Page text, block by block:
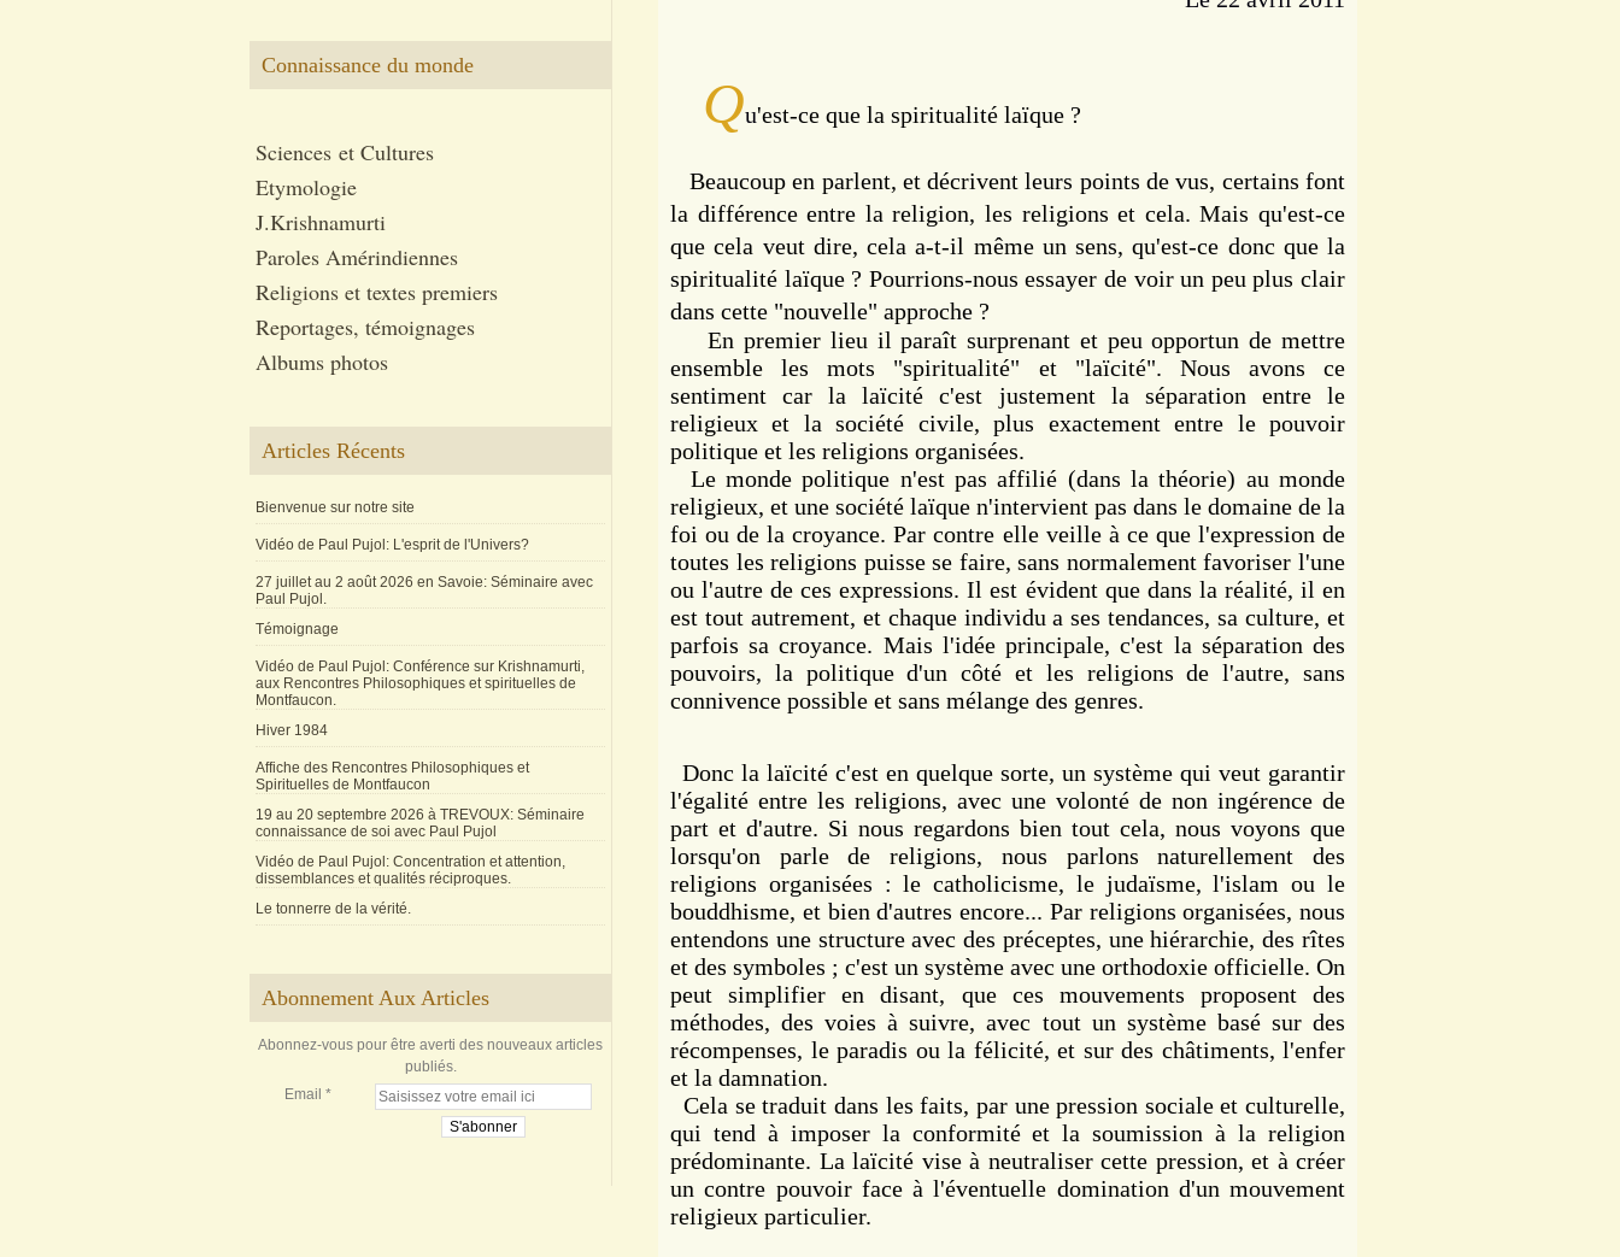
Connaissance du monde
Sciences et Cultures
Etymologie
J.Krishnamurti
Paroles Amérindiennes
Religions et textes premiers
Reportages, témoignages
Albums photos
Articles Récents
Bienvenue sur notre site
Vidéo de Paul Pujol: L'esprit de l'Univers?
27 juillet au 2 août 2026 en Savoie: Séminaire avec
Paul Pujol.
Témoignage
Vidéo de Paul Pujol: Conférence sur Krishnamurti,
aux Rencontres Philosophiques et spirituelles de
Montfaucon.
Hiver 1984
Affiche des Rencontres Philosophiques et
Spirituelles de Montfaucon
19 au 20 septembre 2026 à TREVOUX: Séminaire
connaissance de soi avec Paul Pujol
Vidéo de Paul Pujol: Concentration et attention,
dissemblances et qualités réciproques.
Le tonnerre de la vérité.
Abonnement Aux Articles
Abonnez-vous pour être averti des nouveaux articles
publiés.
Email
Qu'est-ce que la spiritualité laïque ?
Beaucoup en parlent, et décrivent leurs points de vus, certains font
la différence entre la religion, les religions et cela. Mais qu'est-ce
que cela veut dire, cela a-t-il même un sens, qu'est-ce donc que la
spiritualité laïque ? Pourrions-nous essayer de voir un peu plus clair
dans cette "nouvelle" approche ?
En premier lieu il paraît surprenant et peu opportun de mettre
ensemble les mots "spiritualité" et "laïcité". Nous avons ce
sentiment car la laïcité c'est justement la séparation entre le
religieux et la société civile, plus exactement entre le pouvoir
politique et les religions organisées.
Le monde politique n'est pas affilié (dans la théorie) au monde
religieux, et une société laïque n'intervient pas dans le domaine de la
foi ou de la croyance. Par contre elle veille à ce que l'expression de
toutes les religions puisse se faire, sans normalement favoriser l'une
ou l'autre de ces expressions. Il est évident que dans la réalité, il en
est tout autrement, et chaque individu a ses tendances, sa culture, et
parfois sa croyance. Mais l'idée principale, c'est la séparation des
pouvoirs, la politique d'un côté et les religions de l'autre, sans
connivence possible et sans mélange des genres.
Donc la laïcité c'est en quelque sorte, un système qui veut garantir
l'égalité entre les religions, avec une volonté de non ingérence de
part et d'autre. Si nous regardons bien tout cela, nous voyons que
lorsqu'on parle de religions, nous parlons naturellement des
religions organisées : le catholicisme, le judaïsme, l'islam ou le
bouddhisme, et bien d'autres encore... Par religions organisées, nous
entendons une structure avec des préceptes, une hiérarchie, des rîtes
et des symboles ; c'est un système avec une orthodoxie officielle. On
peut simplifier en disant, que ces mouvements proposent des
méthodes, des voies à suivre, avec tout un système basé sur des
récompenses, le paradis ou la félicité, et sur des châtiments, l'enfer
et la damnation.
Cela se traduit dans les faits, par une pression sociale et culturelle,
qui tend à imposer la conformité et la soumission à la religion
prédominante. La laïcité vise à neutraliser cette pression, et à créer
un contre pouvoir face à l'éventuelle domination d'un mouvement
religieux particulier.